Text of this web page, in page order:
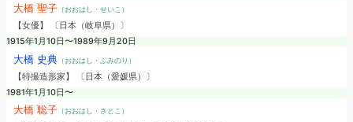
大橋 聖子（おおはし・せいこ）
【女優】 〔日本（岐阜県）〕
1915年1月10日〜1989年9月20日
大橋 史典（おおはし・ふみのり）
【特撮造形家】 〔日本（愛媛県）〕
1981年1月10日〜
大橋 聡子（おおはし・さとこ）